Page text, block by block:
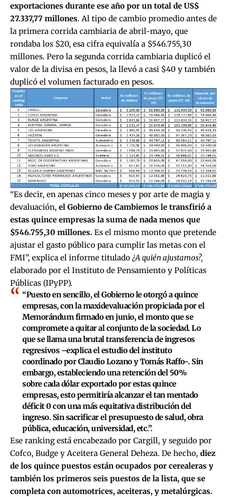
exportaciones durante ese año por un total de US$
27.337,77 millones. Al tipo de cambio promedio antes de
la primera corrida cambiaria de abril-mayo, que
rondaba los $20, esa cifra equivalía a $546.755,30
millones. Pero la segunda corrida cambiaria duplicó el
valor de la divisa en pesos, la llevó a casi $40 y también
duplicó el volumen facturado en pesos.
“Es decir, en apenas cinco meses y por arte de magia y
devaluación, el Gobierno de Cambiemos le transfirió a
estas quince empresas la suma de nada menos que
$546.755,30 millones. Es el mismo monto que pretende
ajustar el gasto público para cumplir las metas con el
FMI”, explica el informe titulado¿A quién ajustamos?,
elaborado por el Instituto de Pensamiento y Políticas
Públicas (IPyPP).
“Puesto en sencillo, el Gobierno le otorgó a quince
empresas, con la maxidevaluación propiciada por el
Memorándum firmado en junio, el monto que se
compromete a quitar al conjunto de la sociedad. Lo
que se llama una brutal transferencia de ingresos
regresivos –explica el estudio del instituto
coordinado por Claudio Lozano y Tomás Raffo-. Sin
embargo, estableciendo una retención del 50%
sobre cada dólar exportado por estas quince
empresas, esto permitiría alcanzar el tan mentado
déficit 0 con una más equitativa distribución del
ingreso. Sin sacrificar el presupuesto de salud, obra
pública, educación, universidad, etc.”.
Ese ranking está encabezado por Cargill, y seguido por
Cofco, Budge y Aceitera General Deheza. De hecho, diez
de los quince puestos están ocupados por cerealeras y
también los primeros seis puestos de la lista, que se
completa con automotrices, aceiteras, y metalúrgicas.